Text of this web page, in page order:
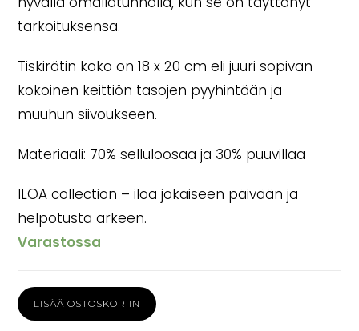
tarkoituksensa.
Tiskirätin koko on 18 x 20 cm eli juuri sopivan
kokoinen keittiön tasojen pyyhintään ja
muuhun siivoukseen.
Materiaali: 70% selluloosaa ja 30% puuvillaa
ILOA collection – iloa jokaiseen päivään ja
helpotusta arkeen.
Varastossa
Syyskukat
kannolla
LISÄÄ OSTOSKORIIN